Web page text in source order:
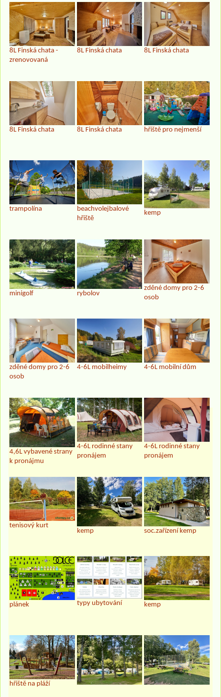
8L Finská chata -
zrenovovaná
8L Finská chata 8L Finská chata
8L Finská chata 8L Finská chata hřiště pro nejmenší
trampolína
beachvolejbalové
hřiště
kemp
minigolf rybolov
zděné domy pro 2-6
osob
zděné domy pro 2-6
osob
4-6L mobilheimy 4-6L mobilní dům
4,6L vybavené strany
k pronájmu
4-6L rodinné stany
pronájem
4-6L rodinné stany
pronájem
tenisový kurt
kemp soc.zařízení kemp
plánek typy ubytování kemp
hřiště na pláží